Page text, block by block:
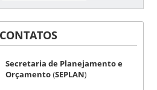
CONTATOS
Secretaria de Planejamento e
Orçamento(SEPLAN)